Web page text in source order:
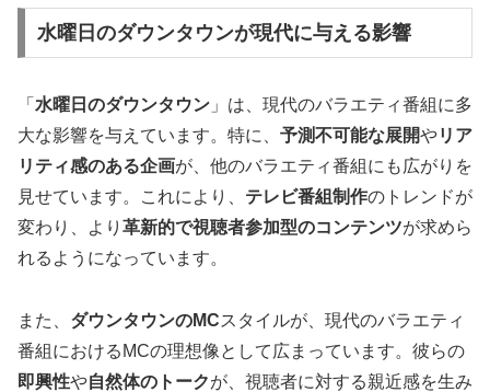
水曜日のダウンタウンが現代に与える影響
「 水曜日のダウンタウン 」は、現代のバラエティ番組に多
大な影響を与えています。特に、 予測不可能な展開やリア
リティ感のある企画が、他のバラエティ番組にも広がりを
見せています。これにより、 テレビ番組制作のトレンドが
変わり、より 革新的で視聴者参加型のコンテンツが求めら
れるようになっています。
また、 ダウンタウンのMCスタイルが、現代のバラエティ
番組におけるMCの理想像として広まっています。彼らの
即興性や自然体のトークが、視聴者に対する親近感を生み